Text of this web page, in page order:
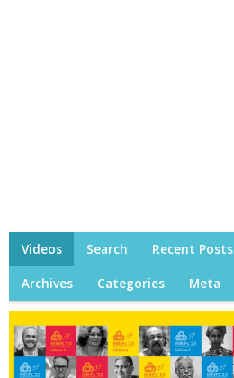
Videos Search Recent Posts
Archives Categories Meta